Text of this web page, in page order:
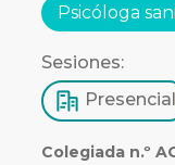
Psicóloga
Sesiones:
Presencial
Colegiada n.º